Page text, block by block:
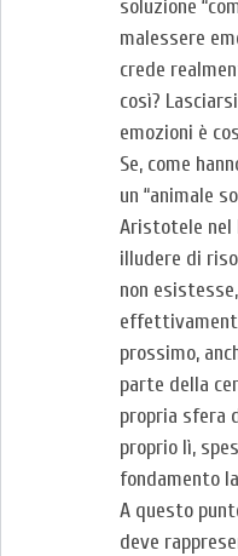
soluzione
malessere
crede
così?
emozioni è
Se, come
un “animale
Aristotele nel
illudere di
non
prossimo,
parte della
propria sfera
proprio lì,
fondamento
A questo
deve